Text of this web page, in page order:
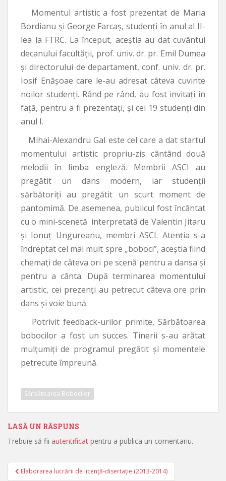
Momentul artistic a fost prezentat de Maria
Bordianu și George Farcaș, studenți în anul al II-
lea la FTRC. La început, aceștia au dat cuvântul
decanului facultății, prof. univ. dr. pr. Emil Dumea
și directorului de departament, conf. univ. dr. pr.
Iosif Enășoae care le-au adresat câteva cuvinte
noilor studenți. Rând pe rând, au fost invitați în
față, pentru a fi prezentați, și cei 19 studenți din
anul I.
Mihai-Alexandru Gal este cel care a dat startul
momentului artistic propriu-zis cântând două
melodii în limba engleză. Membrii ASCI au
pregătit un dans modern, iar studenții
sărbătoriți au pregătit un scurt moment de
pantomimă. De asemenea, publicul fost încântat
cu o mini-scenetă interpretată de Valentin Jitaru
și Ionuț Ungureanu, membri ASCI. Atenția s-a
îndreptat cel mai mult spre „boboci”, aceștia fiind
chemați de câteva ori pe scenă pentru a dansa și
pentru a cânta. După terminarea momentului
artistic, cei prezenți au petrecut câteva ore prin
dans și voie bună.
Potrivit feedback-urilor primite, Sărbătoarea
bobocilor a fost un succes. Tinerii s-au arătat
mulțumiți de programul pregătit și momentele
petrecute împreună.
Sărbătoarea Bobocilor
LASĂ UN RĂSPUNS
Trebuie să fii autentificat pentru a publica un comentariu.
Elaborarea lucrării de licenţă-disertaţie (2013-2014)